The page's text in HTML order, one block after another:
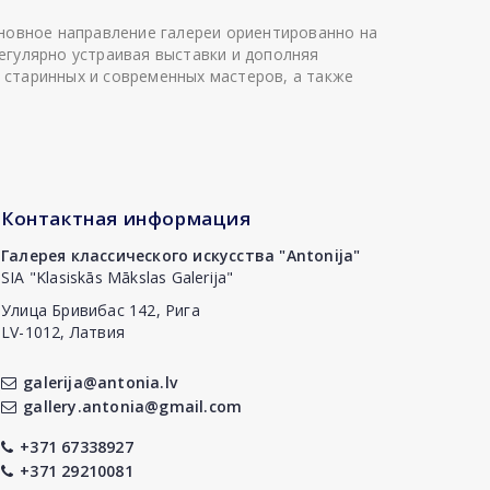
направление галереи ориентированно на
устраивая выставки и дополняя
и современных мастеров, а также
Контактная информация
Галерея классического искусства "Antonija"
SIA "Klasiskās Mākslas Galerija"
Улица Бривибас 142, Рига
LV-1012, Латвия
galerija@antonia.lv
gallery.antonia@gmail.com
+371 67338927
+371 29210081